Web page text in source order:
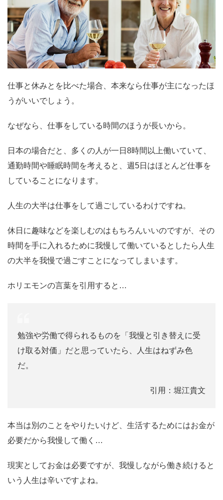
仕事と休みとを比べた場合、本来なら仕事が主になったほ
うがいいでしょう。
なぜなら、仕事をしている時間のほうが長いから。
日本の場合だと、多くの人が一日8時間以上働いていて、
通勤時間や睡眠時間を考えると、週5日はほとんど仕事を
していることになります。
人生の大半は仕事をして過ごしているわけですね。
休日に趣味などを楽しむのはもちろんいいのですが、その
時間を手に入れるために我慢して働いているとしたら人生
の大半を我慢で過ごすことになってしまいます。
ホリエモンの言葉を引用すると…
勉強や労働で得られるものを「我慢と引き替えに受
け取る対価」だと思っていたら、人生はねずみ色
だ。
引用：堀江貴文
本当は別のことをやりたいけど、生活するためにはお金が
必要だから我慢して働く…
現実としてお金は必要ですが、我慢しながら働き続けると
いう人生は辛いですよね。